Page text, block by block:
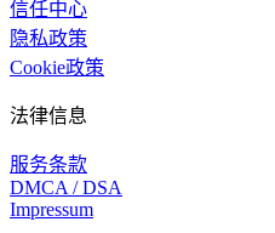
信任中心
隐私政策
Cookie政策
法律信息
服务条款
DMCA / DSA
Impressum